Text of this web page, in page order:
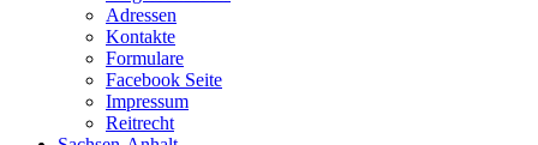
Adressen
Kontakte
Formulare
Facebook Seite
Impressum
Reitrecht